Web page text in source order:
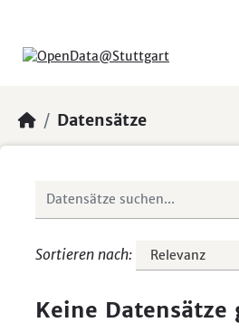
Datensätze
Sortieren nach
Keine Datensätze